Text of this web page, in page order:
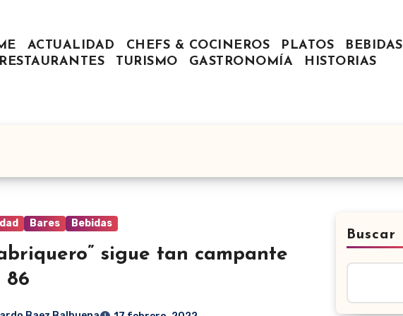
ACTUALIDAD CHEFS & COCINEROS PLATOS
BEBIDAS
RESTAURANTES
TURISMO GASTRONOMÍA HISTORIAS
Bares Bebidas
sigue tan campante
86
Buscar